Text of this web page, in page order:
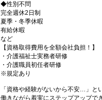
◆性別不問
完全週休2日制
夏季・冬季休暇
有給休暇
など
【資格取得費用を全額会社負担！】
・介護福祉士実務者研修
・介護職員初任者研修
※規定あり
「資格や経験がないから不安…」と
働きながら着実にステップアップでき